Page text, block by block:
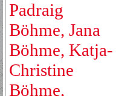
Padraig
Böhme, Jana
Böhme, Katja-
Christine
Böhme,